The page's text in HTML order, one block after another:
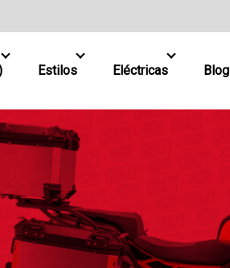
Estilos Eléctricas Blog